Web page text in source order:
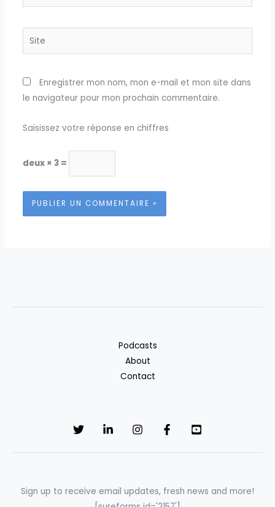
mail*
Site
Enregistrer mon nom, mon e-mail et mon site dans
le navigateur pour mon prochain commentaire.
Saisissez votre réponse en chiffres
deux × 3 =
Podcasts
About
Contact
Sign up to receive email updates, fresh news and more!